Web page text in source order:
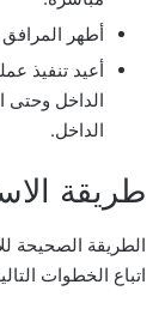
أطهر
أعيد تنفيذ
الداخل وحتى
الداخل.
طريقة
الطريقة الصحيحة
اتباع الخطوات